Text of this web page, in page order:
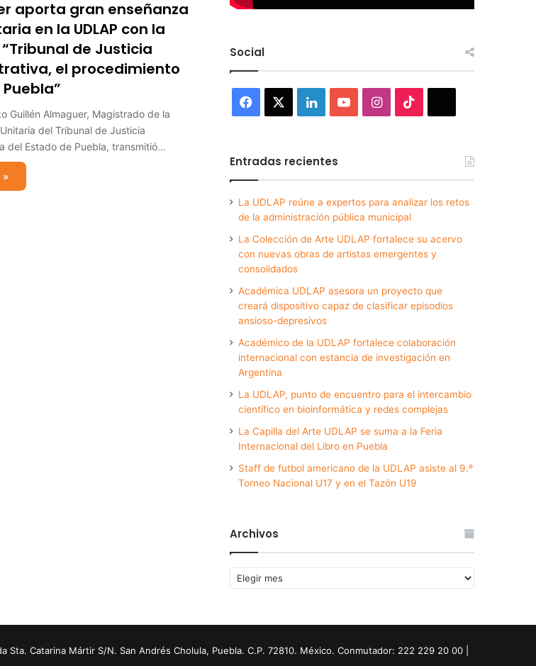
aporta gran enseñanza
en la UDLAP con la
de Justicia
el procedimiento
Guillén Almaguer, Magistrado de la
del Tribunal de Justicia
del Estado de Puebla, transmitió…
»
Social
Facebook LinkedInYouTubeInstagram
Entradas recientes
La UDLAP reúne a expertos para analizar los retos
de la administración pública municipal
La Colección de Arte UDLAP fortalece su acervo
con nuevas obras de artistas emergentes y
consolidados
Académica UDLAP asesora un proyecto que
creará dispositivo capaz de clasificar episodios
ansioso-depresivos
Académico de la UDLAP fortalece colaboración
internacional con estancia de investigación en
Argentina
La UDLAP, punto de encuentro para el intercambio
científico en bioinformática y redes complejas
La Capilla del Arte UDLAP se suma a la Feria
Internacional del Libro en Puebla
Staff de futbol americano de la UDLAP asiste al 9.º
Torneo Nacional U17 y en el Tazón U19
Archivos
Archivos
Catarina Mártir S/N. San Andrés Cholula, Puebla. C.P. 72810. México. Conmutador: 222 229 20 00 |